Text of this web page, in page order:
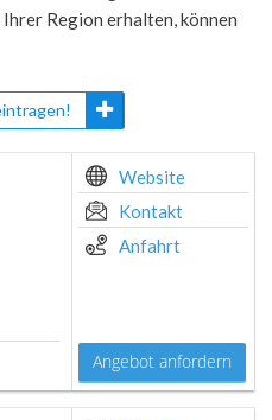
Region erhalten, können
Website
Kontakt
Anfahrt
Angebot anfordern